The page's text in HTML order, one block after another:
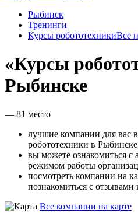
Рыбинск
Тренинги
Курсы робототехникиВсе
«Курсы
Рыбинске
— 81 место
лучшие компании для вас
робототехники в
вы можете ознакомиться с
режимом работы
посмотреть компании на
познакомиться с
Все компании на карте